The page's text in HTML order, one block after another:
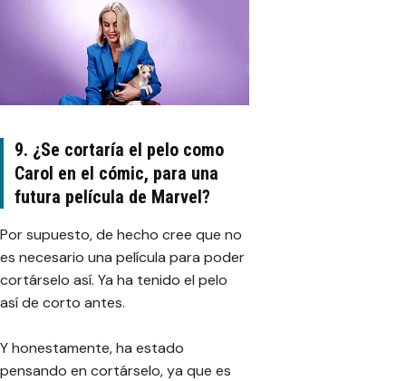
9. ¿Se cortaría el pelo como
Carol en el cómic, para una
futura película de Marvel?
Por supuesto, de hecho cree que no
es necesario una película para poder
cortárselo así. Ya ha tenido el pelo
así de corto antes.
Y honestamente, ha estado
pensando en cortárselo, ya que es